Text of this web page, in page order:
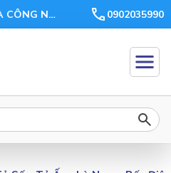
CÔNG TY TNHH THIẾT BỊ VÀ CÔNG NGHỆ CHÂU GIANG 0902035990